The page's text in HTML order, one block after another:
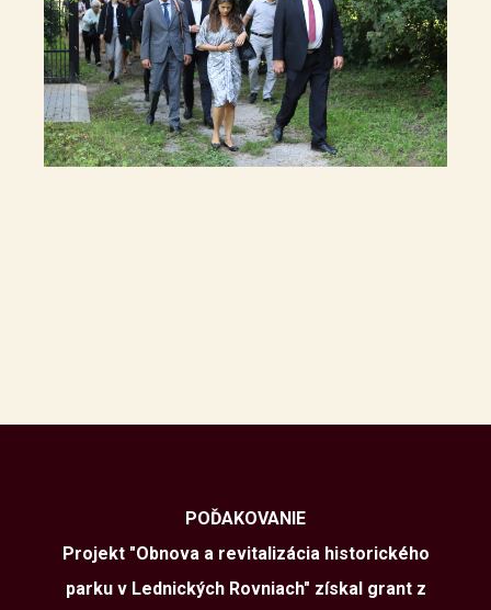
POĎAKOVANIE
Projekt "Obnova a revitalizácia historického
parku v Lednických Rovniach" získal grant z